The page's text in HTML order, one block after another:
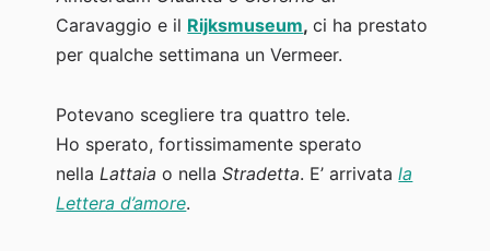
Caravaggio e il Rijksmuseum,ci ha prestato
per qualche settimana un Vermeer.
Potevano scegliere tra quattro tele.
Ho sperato, fortissimamente sperato
nellaLattaia o nellaStradetta. E’ arrivatala
Lettera d’amore.